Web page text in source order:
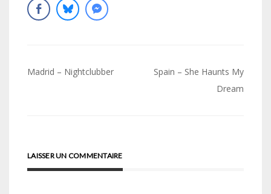
Navigation
Madrid – Nightclubber
Spain – She Haunts My
Dream
LAISSER UN COMMENTAIRE